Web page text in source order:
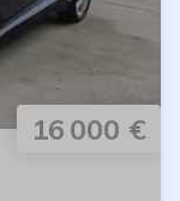
16 000 €